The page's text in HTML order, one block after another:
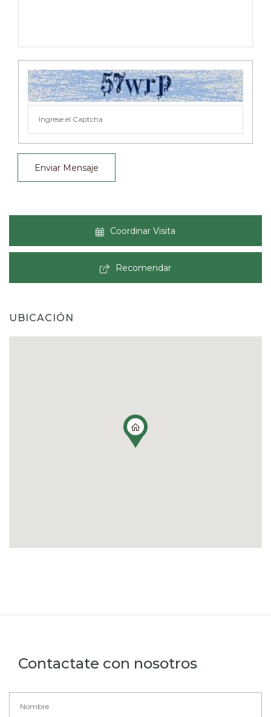
Enviar Mensaje
Coordinar Visita
Recomendar
UBICACIÓN
Contactate con nosotros